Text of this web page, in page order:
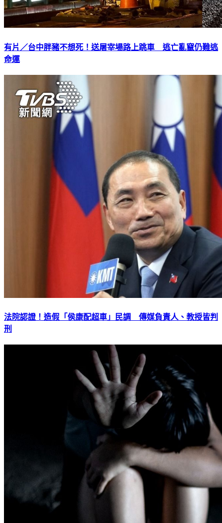
有片／台中胖豬不想死！送屠宰場路上跳車 逃亡亂竄仍難逃
命運
法院認證！造假「侯康配超車」民調 傳媒負責人、教授皆判
刑